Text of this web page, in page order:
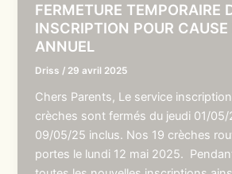
FERMETURE TEMPORAIRE
INSCRIPTION POUR CAUSE
ANNUEL
Driss / 29 avril 2025
Chers Parents, Le service
crèches sont fermés du jeudi 01/
09/05/25 inclus. Nos 19 crèches
portes le lundi 12 mai 2025.